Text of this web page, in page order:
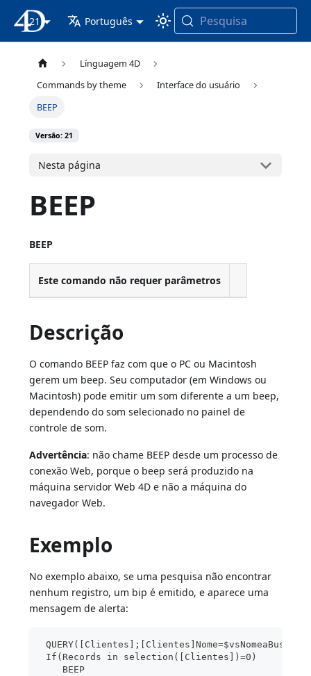
Documentação 4D
21 Português Pesquisa
Línguagem 4D
Commands by theme
Interface do usuário
BEEP
Versão: 21
Nesta página
BEEP
BEEP
Este comando não requer parâmetros
Descrição
O comando BEEP faz com que o PC ou Macintosh
gerem um beep. Seu computador (em Windows ou
Macintosh) pode emitir um som diferente a um beep,
dependendo do som selecionado no painel de
controle de som.
Advertência: não chame BEEP desde um processo de
conexão Web, porque o beep será produzido na
máquina servidor Web 4D e não a máquina do
navegador Web.
Exemplo
No exemplo abaixo, se uma pesquisa não encontrar
nenhum registro, um bip é emitido, e aparece uma
mensagem de alerta:
QUERY([Clientes];[Clientes]Nome=$vsNomeaBuscar)
If(Records in selection([Clientes])=0)
BEEP